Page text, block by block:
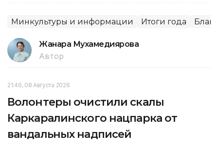
Минкультуры и информации Итоги года
Жанара Мухамедиярова
Автор
21:46, 08 Августа 2026
Волонтеры очистили скалы
Каркаралинского нацпарка от
вандальных надписей